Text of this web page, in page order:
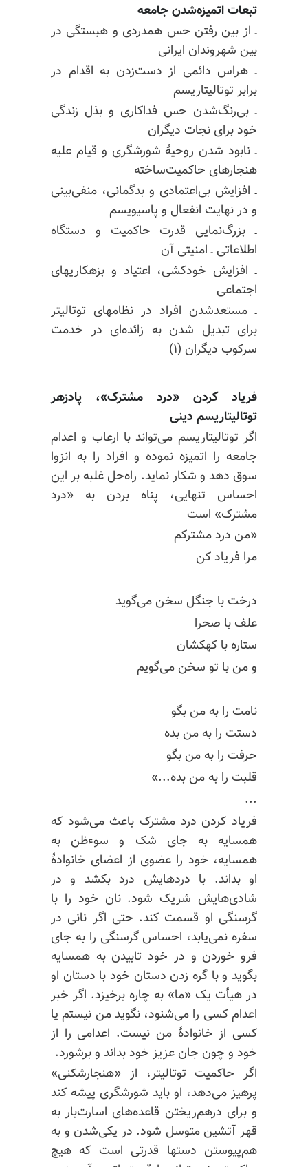
تبعات اتمیزه‌شدن جامعه
ـ از بین رفتن حس همدردی و هبستگی در
بین شهروندان ایرانی
ـ هراس دائمی از دست‌زدن به اقدام در
برابر توتالیتاریسم
ـ بی‌رنگ‌شدن حس فداکاری و بذل زندگی
خود برای نجات دیگران
ـ نابود شدن روحیهٔ شورشگری و قیام علیه
هنجارهای حاکمیت‌ساخته
ـ افزایش بی‌اعتمادی و بدگمانی، منفی‌بینی
و در نهایت انفعال و پاسیویسم
ـ بزرگ‌نمایی قدرت حاکمیت و دستگاه
اطلاعاتی ـ امنیتی آن
ـ افزایش خودکشی، اعتیاد و بزهکاریهای
اجتماعی
ـ مستعد‌شدن افراد در نظامهای توتالیتر
برای تبدیل شدن به زائده‌ای در خدمت
سرکوب دیگران (۱)
فریاد کردن «درد مشترک»، پادزهر
توتالیتاریسم دینی
اگر توتالیتاریسم می‌تواند با ارعاب و اعدام
جامعه را اتمیزه نموده و افراد را به انزوا
سوق دهد و شکار نماید. راه‌حل غلبه بر این
احساس تنهایی، پناه بردن به «درد
مشترک» است
«من درد مشترکم
مرا فریاد کن
درخت با جنگل سخن می‌گوید
علف با صحرا
ستاره با کهکشان
و من با تو سخن می‌گویم
نامت را به من بگو
دستت را به من بده
حرفت را به من بگو
قلبت را به من بده...»
...
فریاد کردن درد مشترک باعث می‌شود که
همسایه به جای شک و سوءظن به
همسایه، خود را عضوی از اعضای خانوادهٔ
او بداند. با دردهایش درد بکشد و در
شادی‌هایش شریک شود. نان خود را با
گرسنگی او قسمت کند. حتی اگر نانی در
سفره نمی‌یابد، احساس گرسنگی را به جای
فرو خوردن و در خود تابیدن به همسایه
بگوید و با گره زدن دستان خود با دستان او
در هیأت یک «ما» به چاره برخیزد. اگر خبر
اعدام کسی را می‌شنود، نگوید من نیستم یا
کسی از خانوادهٔ من نیست. اعدامی را از
خود و چون جان عزیز خود بداند و برشورد.
اگر حاکمیت توتالیتر، از «هنجارشکنی»
پرهیز می‌دهد، او باید شورشگری پیشه کند
و برای درهم‌ریختن قاعده‌های اسارت‌بار به
قهر آتشین متوسل شود. در یکی‌شدن و به
هم‌پیوستن دستها قدرتی است که هیچ